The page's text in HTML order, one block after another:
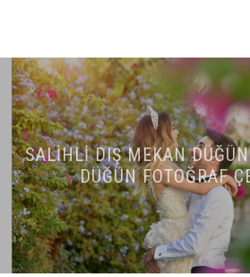
SALIHLI DIŞ MEKAN
DÜĞÜN FOTOĞRAF